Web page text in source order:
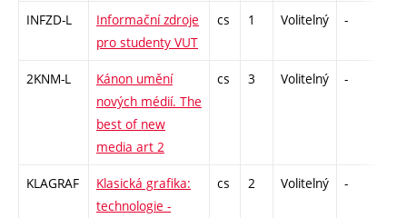
INFZD-L
Informační zdroje
pro studenty VUT
cs 1 Volitelný -
2KNM-L
Kánon umění
nových médií. The
best of new
media art 2
cs 3 Volitelný -
KLAGRAF
Klasická grafika:
technologie -
cs 2 Volitelný -